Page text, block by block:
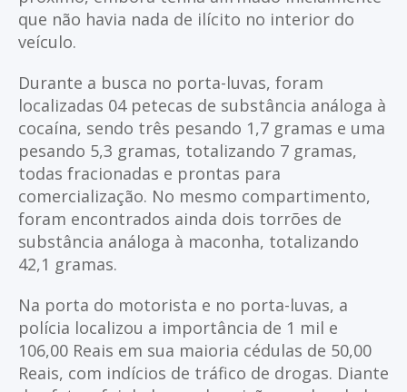
que não havia nada de ilícito no interior do
veículo.
Durante a busca no porta-luvas, foram
localizadas 04 petecas de substância análoga à
cocaína, sendo três pesando 1,7 gramas e uma
pesando 5,3 gramas, totalizando 7 gramas,
todas fracionadas e prontas para
comercialização. No mesmo compartimento,
foram encontrados ainda dois torrões de
substância análoga à maconha, totalizando
42,1 gramas.
Na porta do motorista e no porta-luvas, a
polícia localizou a importância de 1 mil e
106,00 Reais em sua maioria cédulas de 50,00
Reais, com indícios de tráfico de drogas. Diante